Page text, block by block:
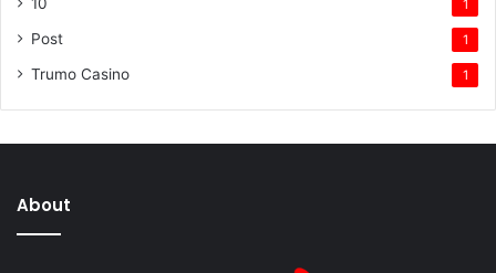
1
Post 1
Trumo Casino 1
About